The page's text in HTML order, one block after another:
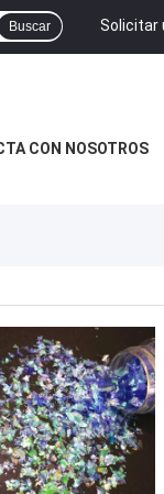
Solicitar
Buscar
CON NOSOTROS
PRECIO